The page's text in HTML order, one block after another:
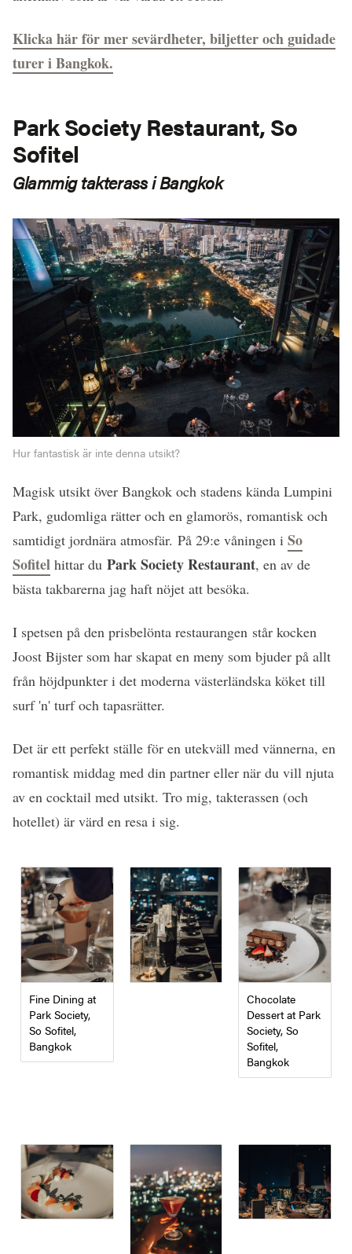
Klicka här för mer sevärdheter, biljetter och guidade
turer i Bangkok.
Park Society Restaurant, So
Sofitel
Glammig takterass i Bangkok
Hur fantastisk är inte denna utsikt?
Magisk utsikt över Bangkok och stadens kända Lumpini
Park, gudomliga rätter och en glamorös, romantisk och
samtidigt jordnära atmosfär. På 29:e våningen i So
Sofitel hittar du Park Society Restaurant, en av de
bästa takbarerna jag haft nöjet att besöka.
I spetsen på den prisbelönta restaurangen står kocken
Joost Bijster som har skapat en meny som bjuder på allt
från höjdpunkter i det moderna västerländska köket till
surf 'n' turf och tapasrätter.
Det är ett perfekt ställe för en utekväll med vännerna, en
romantisk middag med din partner eller när du vill njuta
av en cocktail med utsikt. Tro mig, takterassen (och
hotellet) är värd en resa i sig.
Fine Dining at
Park Society,
So Sofitel,
Bangkok
Chocolate
Dessert at Park
Society, So
Sofitel,
Bangkok